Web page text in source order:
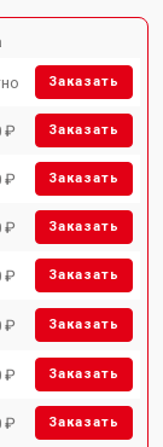
Заказать
₽ Заказать
₽ Заказать
₽ Заказать
₽ Заказать
₽ Заказать
₽ Заказать
₽ Заказать